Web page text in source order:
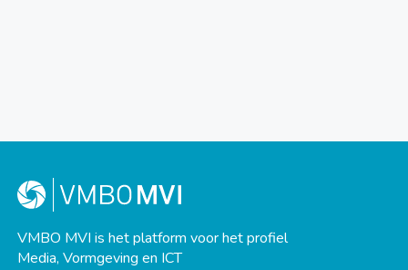
VMBO MVI is het platform voor het profiel
Media, Vormgeving en ICT